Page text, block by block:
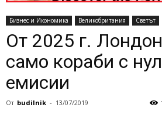
Бизнес и Икономика Великобритания Светът
От 2025 г.
само кораби с
емисии
От budilnik - 13/07/2019